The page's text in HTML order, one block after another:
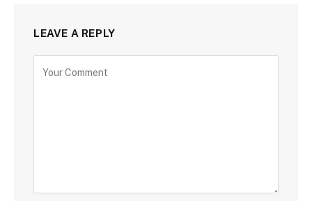
LEAVE A REPLY